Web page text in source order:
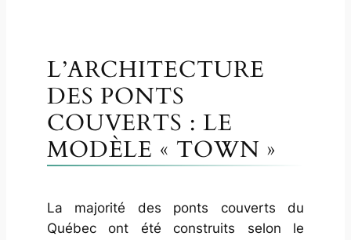
L’ARCHITECTURE
DES PONTS
COUVERTS : LE
MODÈLE « TOWN »
La majorité des ponts couverts du
Québec ont été construits selon le